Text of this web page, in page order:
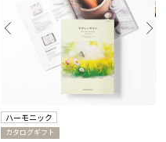
ハーモニック
カタログギフト